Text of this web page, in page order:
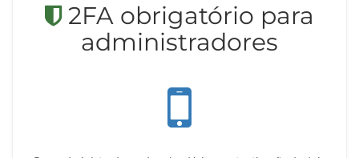
2FA obrigatório para
administradores